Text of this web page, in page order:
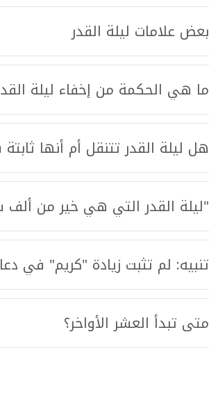
بعض علامات ليلة القدر
ما هي الحكمة من إخفاء ليلة
هل ليلة القدر تتنقل أم أنها
"ليلة القدر التي هي خير من
تنبيه: لم تثبت زيادة "كريم" في
متى تبدأ العشر الأواخر؟